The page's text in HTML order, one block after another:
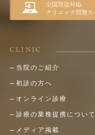
CLINIC
当院のご紹介
初診の方へ
オンライン診療
診療の業務提携について
メディア掲載